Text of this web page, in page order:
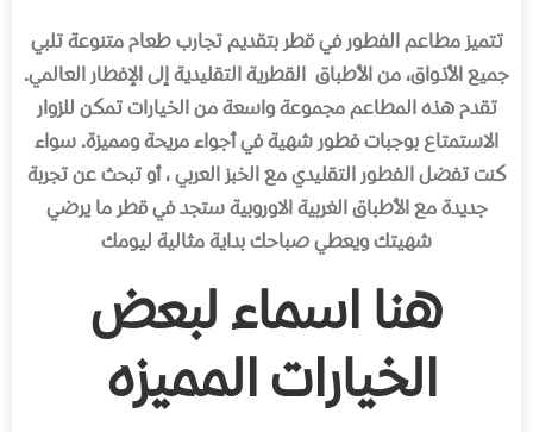
تتميز مطاعم الفطور في قطر بتقديم تجارب طعام متنوعة تلبي
جميع الأذواق، من الأطباق القطرية التقليدية إلى الإفطار العالمي.
تقدم هذه المطاعم مجموعة واسعة من الخيارات تمكن للزوار
الاستمتاع بوجبات فطور شهية في أجواء مريحة ومميزة. سواء
كنت تفضل الفطور التقليدي مع الخبز العربي ، أو تبحث عن تجربة
جديدة مع الأطباق الغربية الاوروبية ستجد في قطر ما يرضي
شهيتك ويعطي صباحك بداية مثالية ليومك
هنا اسماء لبعض
الخيارات المميزه